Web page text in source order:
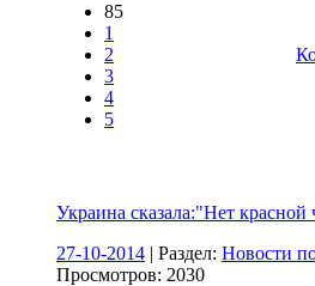
85
1
2
3
4
5
Украина сказала:"Нет красной
27-10-2014 | Раздел: Новости
Просмотров: 2030